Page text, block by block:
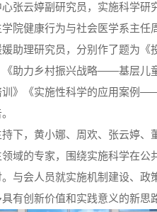
张云婷副研究员，实施科学研
院健康行为与社会医学系主任
助理研究员，分别作了题为《
《助力乡村振兴战略——基层儿
训》《实施性科学的应用案例
下，黄小娜、周欢、张云婷、
域的专家，围绕实施科学在公
与会人员就实施机制建设、政
有创新价值和实践意义的新思